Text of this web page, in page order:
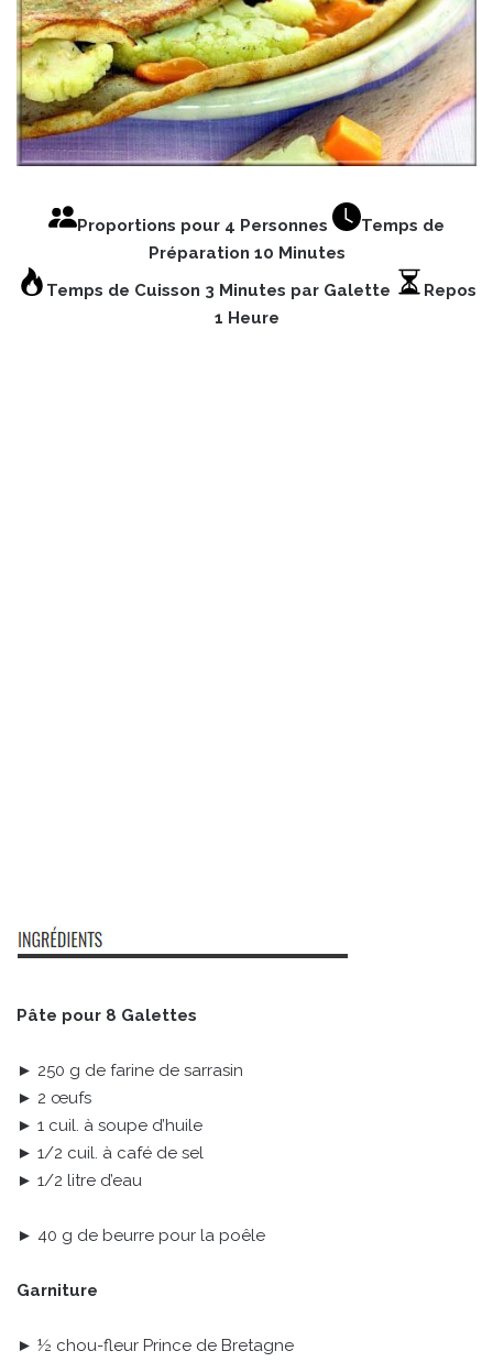
Proportions pour 4 Personnes
Temps de
Préparation 10 Minutes
Temps de Cuisson 3 Minutes par Galette
Repos
1 Heure
Pâte pour 8 Galettes
► 250 g de farine de sarrasin
► 2 œufs
► 1 cuil. à soupe d’huile
► 1/2 cuil. à café de sel
► 1/2 litre d’eau
► 40 g de beurre pour la poêle
Garniture
► ½ chou-fleur Prince de Bretagne